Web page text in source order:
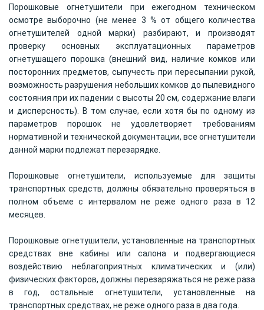
Порошковые огнетушители при ежегодном техническом
осмотре выборочно (не менее 3 % от общего количества
огнетушителей одной марки) разбирают, и производят
проверку основных эксплуатационных параметров
огнетушащего порошка (внешний вид, наличие комков или
посторонних предметов, сыпучесть при пересыпании рукой,
возможность разрушения небольших комков до пылевидного
состояния при их падении с высоты 20 см, содержание влаги
и дисперсность). В том случае, если хотя бы по одному из
параметров порошок не удовлетворяет требованиям
нормативной и технической документации, все огнетушители
данной марки подлежат перезарядке.
Порошковые огнетушители, используемые для защиты
транспортных средств, должны обязательно проверяться в
полном объеме с интервалом не реже одного раза в 12
месяцев.
Порошковые огнетушители, установленные на транспортных
средствах вне кабины или салона и подвергающиеся
воздействию неблагоприятных климатических и (или)
физических факторов, должны перезаряжаться не реже раза
в год, остальные огнетушители, установленные на
транспортных средствах, не реже одного раза в два года.